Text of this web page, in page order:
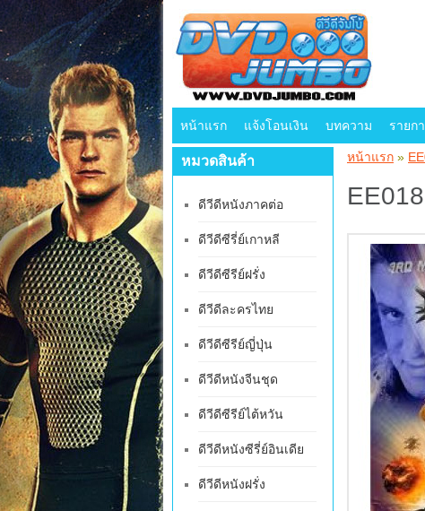
หน้าแรก แจ้งโอนเงิน บทความ รายก
หมวดสินค้า
ดีวีดีหนังภาคต่อ
ดีวีดีซีรี่ย์เกาหลี
ดีวีดีซีรีย์ฝรั่ง
ดีวีดีละครไทย
ดีวีดีซีรีย์ญี่ปุ่น
ดีวีดีหนังจีนชุด
ดีวีดีซีรีย์ไต้หวัน
ดีวีดีหนังซีรี่ย์อินเดีย
ดีวีดีหนังฝรั่ง
หน้าแรก »